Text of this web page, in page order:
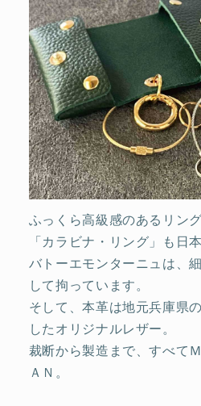
ふっくら高級感のあるリン
「カラビナ・リング」も日
バトーエモンターニュは、
して拘っています。
そして、本革は地元兵庫県
したオリジナルレザー。
裁断から製造まで、すべ
ＡＮ。